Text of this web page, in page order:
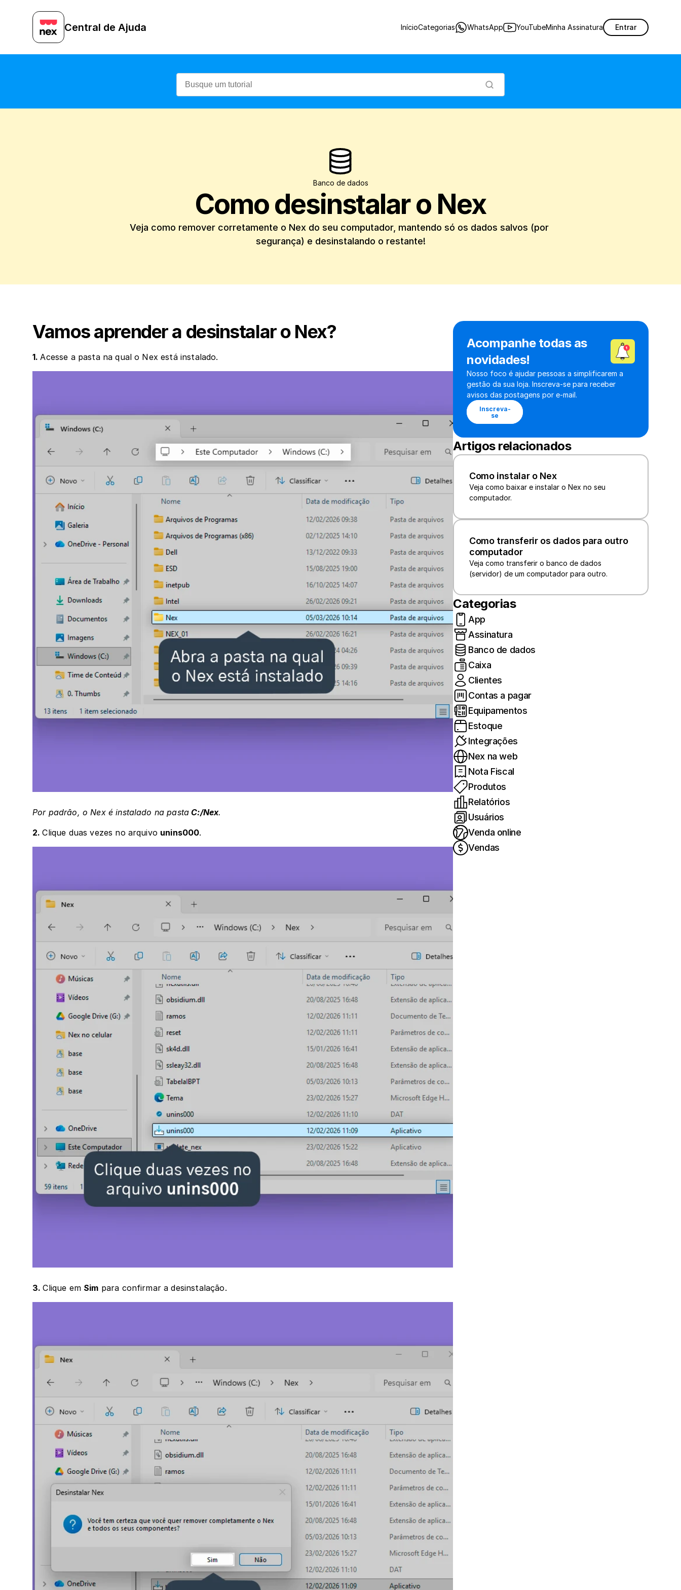
Central de Ajuda InícioCategorias WhatsApp YouTubeMinha Assinatura Entrar
Banco de dados
Como desinstalar o Nex
Veja como remover corretamente o Nex do seu computador, mantendo só os dados salvos (por
segurança) e desinstalando o restante!
Vamos aprender a desinstalar o Nex?
1. Acesse a pasta na qual o Nex está instalado.
Por padrão, o Nex é instalado na pasta C:/Nex.
2. Clique duas vezes no arquivo unins000.
3. Clique em Sim para confirmar a desinstalação.
Acompanhe todas as
novidades!
Nosso foco é ajudar pessoas a simplificarem a
gestão da sua loja. Inscreva-se para receber
avisos das postagens por e-mail.
Inscreva-
se
Artigos relacionados
Como instalar o Nex
Veja como baixar e instalar o Nex no seu
Como transferir os dados para outro
computador
Veja como transferir o banco de dados
Categorias
App
Assinatura
Banco de dados
Caixa
Clientes
Contas a pagar
Equipamentos
Estoque
Integrações
Nex na web
Nota Fiscal
Produtos
Relatórios
Usuários
Venda online
Vendas